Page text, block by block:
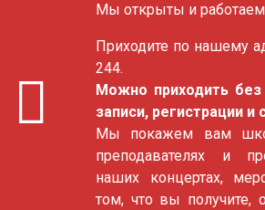
Мы открыты и
Приходите по нашему
244.
Можно приходить без
записи, регистрации и
Мы покажем вам
преподавателях и
наших концертах,
том, что вы получите,